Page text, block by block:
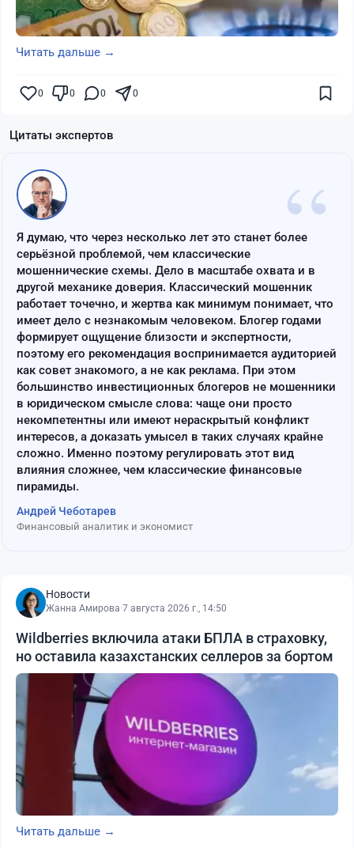
Читать дальше →
0 0 0 0
Цитаты экспертов
“
Я думаю, что через несколько лет это станет более
серьёзной проблемой, чем классические
мошеннические схемы. Дело в масштабе охвата и в
другой механике доверия. Классический мошенник
работает точечно, и жертва как минимум понимает, что
имеет дело с незнакомым человеком. Блогер годами
формирует ощущение близости и экспертности,
поэтому его рекомендация воспринимается аудиторией
как совет знакомого, а не как реклама. При этом
большинство инвестиционных блогеров не мошенники
в юридическом смысле слова: чаще они просто
некомпетентны или имеют нераскрытый конфликт
интересов, а доказать умысел в таких случаях крайне
сложно. Именно поэтому регулировать этот вид
влияния сложнее, чем классические финансовые
пирамиды.
Андрей Чеботарев
Финансовый аналитик и экономист
Новости
Жанна Амирова·7 августа 2026 г., 14:50
Wildberries включила атаки БПЛА в страховку,
но оставила казахстанских селлеров за бортом
Читать дальше →